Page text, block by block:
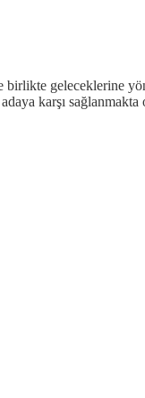
geleceklerine
karşı sağlanmakta